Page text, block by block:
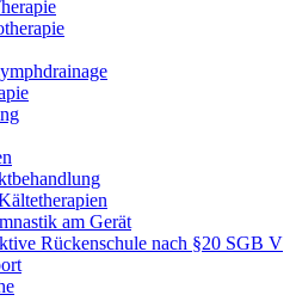
am Gerät
Rückenschule nach §20 SGB V